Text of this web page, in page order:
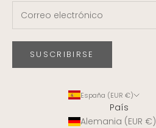
SUSCRIBIRSE
España (EUR €)
País
Alemania (EUR €)